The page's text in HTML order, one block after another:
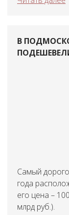
В
Самый
года
его цена –
млрд руб.).